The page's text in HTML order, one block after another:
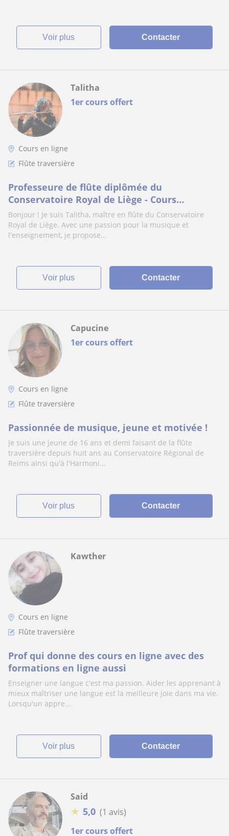
voir plus Contacter
1er cours offert
Talitha
Cours en ligne
Flûte traversière
Professeure de flûte diplômée du
Conservatoire Royal de Liège - Cours
personnalisés pour tous les âges et niveau
Bonjour ! Je suis Talitha, maître en flûte du Conservatoire
Royal de Liège. Avec une passion pour la musique et
l'enseignement, je propose...
voir plus Contacter
1er cours offert
Capucine
Cours en ligne
Flûte traversière
Passionnée de musique, jeune et motivée !
Je suis une jeune de 16 ans et demi faisant de la flûte
traversière depuis huit ans au Conservatoire Régional de
Reims ainsi qu'à l'Harmoni...
voir plus Contacter
Kawther
Cours en ligne
Flûte traversière
Prof qui donne des cours en ligne avec des
formations en ligne aussi
Enseigner une langue c'est ma passion. Aider les apprenant à
mieux maîtriser une langue est la meilleure joie dans ma vie.
Lorsqu'un appre...
voir plus Contacter
1er cours offert
Said
★ 5,0 (1 avis)